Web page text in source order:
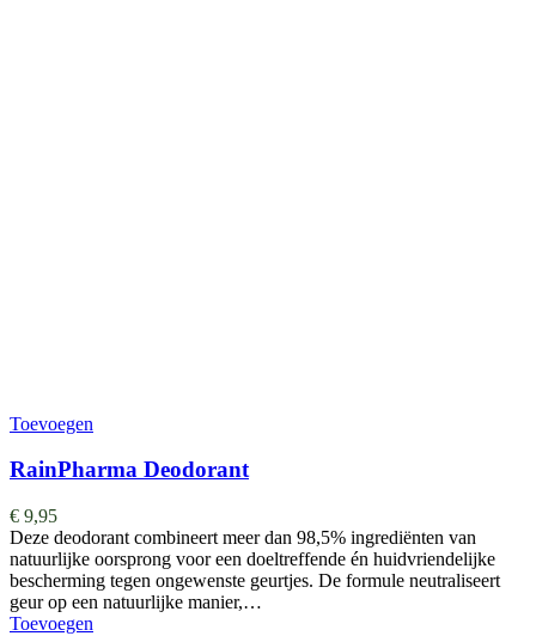
Toevoegen
RainPharma Deodorant
€ 9,95
Deze deodorant combineert meer dan 98,5% ingrediënten van
natuurlijke oorsprong voor een doeltreffende én huidvriendelijke
bescherming tegen ongewenste geurtjes. De formule neutraliseert
geur op een natuurlijke manier,…
Toevoegen